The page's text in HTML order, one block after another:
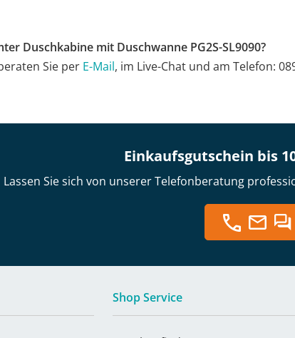
Duschkabine mit Duschwanne PG2S-SL9090?
Sie per E-Mail, im Live-Chat und am Telefon:
Einkaufsgutschein bis
Lassen Sie sich von unserer Telefonberatung
Shop Service